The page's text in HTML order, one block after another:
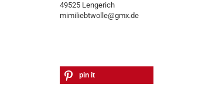
49525 Lengerich
mimiliebtwolle@gmx.de
pin it